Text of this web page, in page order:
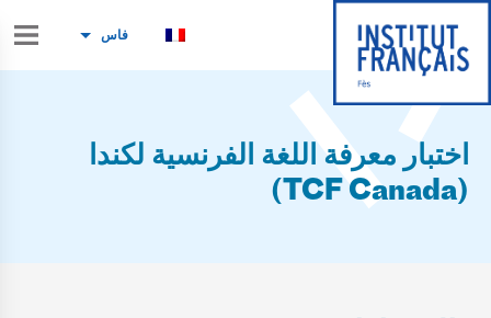
فاس
اختبار معرفة اللغة الفرنسية لكندا
(TCF Canada)